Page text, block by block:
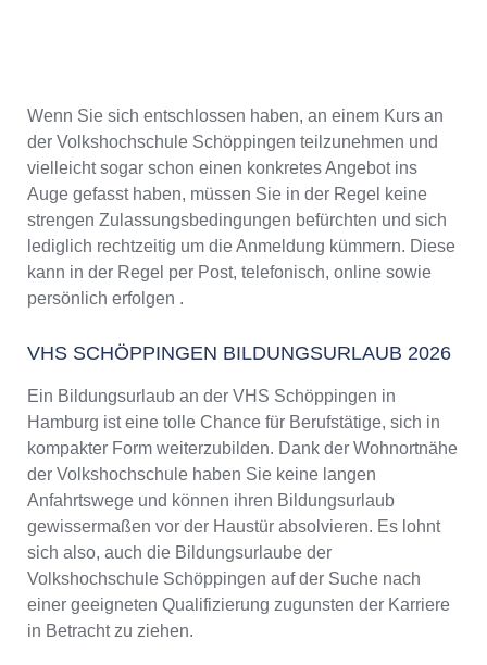
Wenn Sie sich entschlossen haben, an einem Kurs an
der Volkshochschule Schöppingen teilzunehmen und
vielleicht sogar schon einen konkretes Angebot ins
Auge gefasst haben, müssen Sie in der Regel keine
strengen Zulassungsbedingungen befürchten und sich
lediglich rechtzeitig um die Anmeldung kümmern. Diese
kann in der Regel per Post, telefonisch, online sowie
persönlich erfolgen .
VHS SCHÖPPINGEN BILDUNGSURLAUB 2026
Ein Bildungsurlaub an der VHS Schöppingen in
Hamburg ist eine tolle Chance für Berufstätige, sich in
kompakter Form weiterzubilden. Dank der Wohnortnähe
der Volkshochschule haben Sie keine langen
Anfahrtswege und können ihren Bildungsurlaub
gewissermaßen vor der Haustür absolvieren. Es lohnt
sich also, auch die Bildungsurlaube der
Volkshochschule Schöppingen auf der Suche nach
einer geeigneten Qualifizierung zugunsten der Karriere
in Betracht zu ziehen.